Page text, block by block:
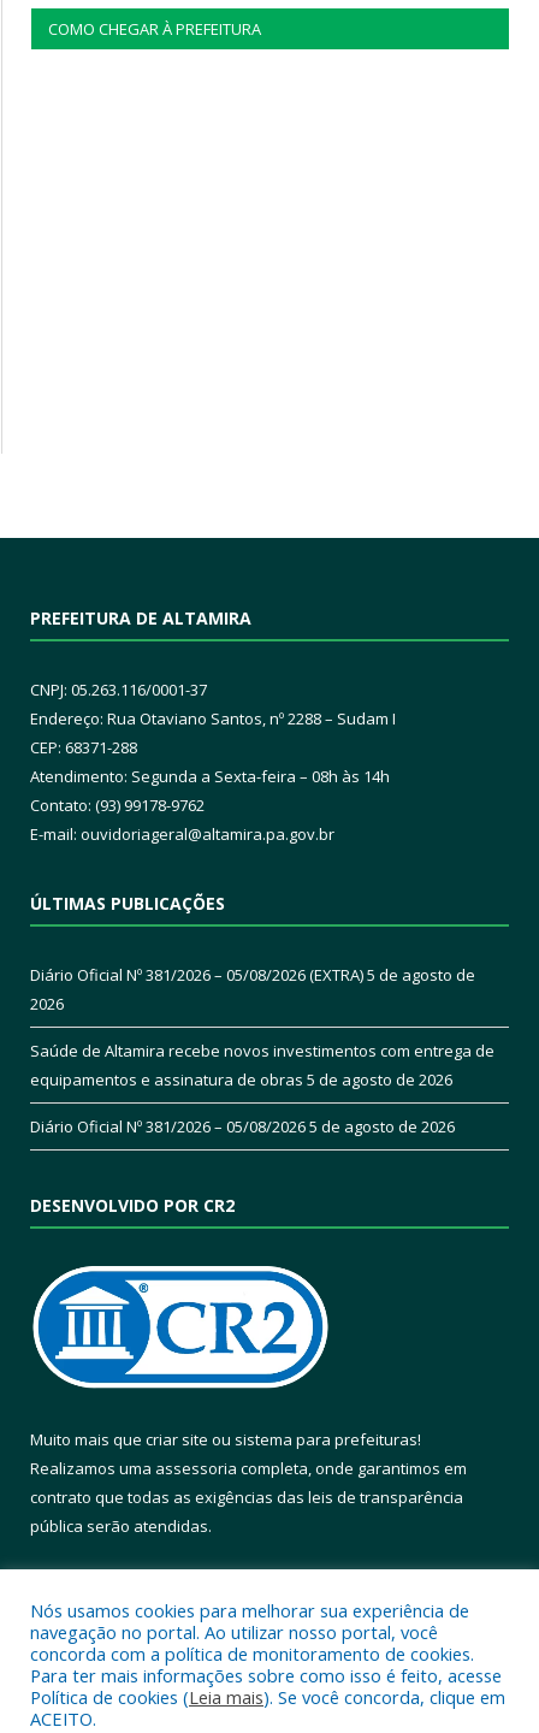
COMO CHEGAR À PREFEITURA
PREFEITURA DE ALTAMIRA
CNPJ: 05.263.116/0001-37
Endereço: Rua Otaviano Santos, nº 2288 – Sudam I
CEP: 68371-288
Atendimento: Segunda a Sexta-feira – 08h às 14h
Contato: (93) 99178-9762
E-mail: ouvidoriageral@altamira.pa.gov.br
ÚLTIMAS PUBLICAÇÕES
Diário Oficial Nº 381/2026 – 05/08/2026 (EXTRA)5 de agosto de
2026
Saúde de Altamira recebe novos investimentos com entrega de
equipamentos e assinatura de obras 5 de agosto de 2026
Diário Oficial Nº 381/2026 – 05/08/20265 de agosto de 2026
DESENVOLVIDO POR CR2
Muito mais que criar site ou sistema para prefeituras!
Realizamos uma assessoria completa, onde garantimos em
contrato que todas as exigências das leis de transparência
pública serão atendidas.
Todos os direitos reservados a Prefeitura Municipal de Altamira.
Nós usamos cookies para melhorar sua experiência de
navegação no portal. Ao utilizar nosso portal, você
concorda com a política de monitoramento de cookies.
Para ter mais informações sobre como isso é feito, acesse
Política de cookies (Leia mais). Se você concorda, clique em
ACEITO.